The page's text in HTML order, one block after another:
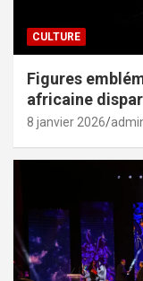
CULTURE
Figures
africaine
8 janvier 2026